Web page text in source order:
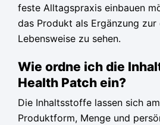
feste Alltagspraxis einbauen
das Produkt als Ergänzung zur
Lebensweise zu sehen.
Wie ordne ich die
Health Patch ein?
Die Inhaltsstoffe lassen sich
Produktform, Menge und